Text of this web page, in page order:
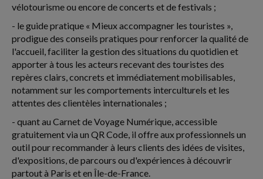
vélotourisme ou encore de concerts et de festivals ;
- le guide pratique « Mieux accompagner les touristes »,
prodigue des conseils pratiques pour renforcer la qualité de
l'accueil, faciliter la gestion des situations du quotidien et
apporter à tous les acteurs recevant des touristes des
repères clairs, concrets et immédiatement mobilisables,
notamment sur les comportements interculturels et les
attentes des clientèles internationales ;
- quant au Carnet de Voyage Numérique, accessible
gratuitement via un QR Code, il offre aux professionnels un
outil pour recommander à leurs clients des idées de visites,
d'expositions, de parcours ou d'expériences à découvrir
partout à Paris et en Île-de-France.